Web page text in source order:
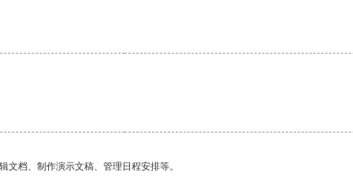
档、制作演示文稿、管理日程安排等。